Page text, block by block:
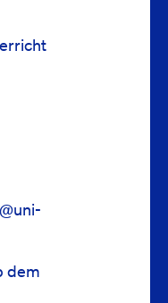
dem